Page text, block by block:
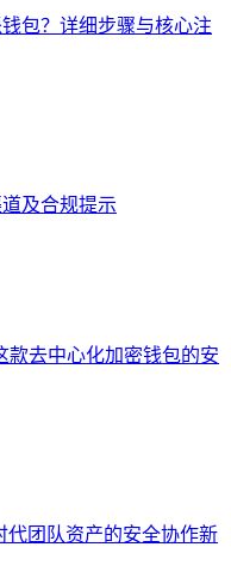
包？详细步骤与核心注
及合规提示
款去中心化加密钱包的安
代团队资产的安全协作新